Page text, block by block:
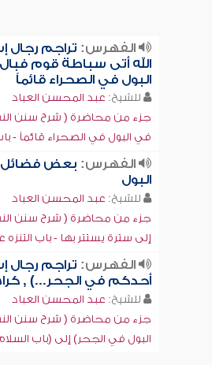
الفهرس: تراجم رجال
الله أتى سباطة قوم
البول في الصحراء قائماً
للشيخ: عبد المحسن العباد
جزء من محاضرة ( شرح سنن
في البول في الصحراء قائماً -
الفهرس: بعض فضائل
البول
للشيخ: عبد المحسن العباد
جزء من محاضرة ( شرح سنن
إلى سترة يستتر بها - باب التنزه
الفهرس: تراجم رجال
أحدكم في الجحر...) ,
للشيخ: عبد المحسن العباد
جزء من محاضرة ( شرح سنن
البول في الجحر) إلى (باب